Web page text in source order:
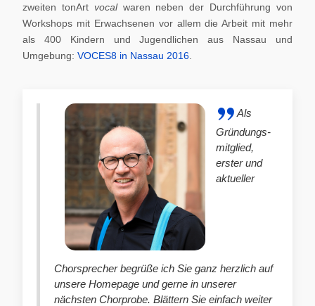
zweiten tonArt vocalwaren neben der Durchführung von
Workshops mit Erwachsenen vor allem die Arbeit mit mehr
als 400 Kindern und Jugendlichen aus Nassau und
Umgebung: VOCES8 in Nassau 2016
Als
Gründungs-
mitglied,
erster und
aktueller
Chorsprecher begrüße ich Sie ganz herzlich auf
unsere Homepage und gerne in unserer
nächsten Chorprobe. Blättern Sie einfach weiter